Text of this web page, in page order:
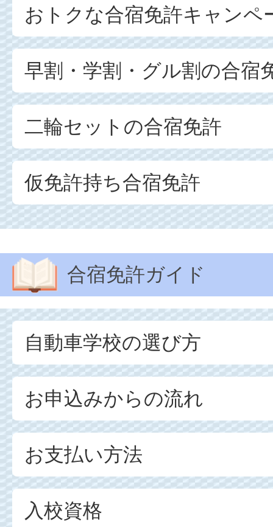
おトクな合宿免許キャンペ
早割・学割・グル割の合宿
二輪セットの合宿免許
仮免許持ち合宿免許
合宿免許ガイド
自動車学校の選び方
お申込みからの流れ
お支払い方法
入校資格